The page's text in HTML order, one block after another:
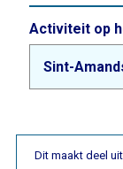
Activiteit op
Sint-
Dit maakt deel